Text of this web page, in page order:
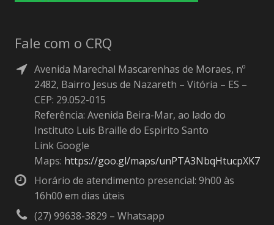
Fale com o CRQ
Avenida Marechal Mascarenhas de Moraes, nº
2482, Bairro Jesus de Nazareth – Vitória – ES –
CEP: 29.052-015
Referência: Avenida Beira-Mar, ao lado do
Instituto Luis Braille do Espirito Santo
Link Google
Maps: https://goo.gl/maps/unPTA3NbqHtucpXK7
Horário de atendimento presencial: 9h00 às
16h00 em dias úteis
(27) 99638-3829 – Whatsapp